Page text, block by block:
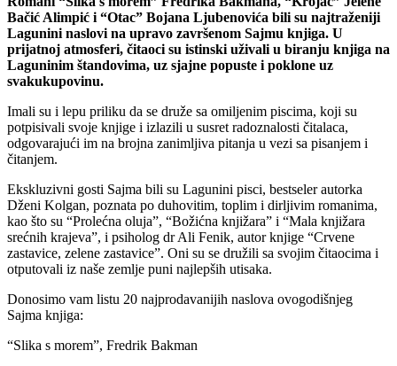
Bačić Alimpić i “Otac” Bojana Ljubenovića bili su najtraženiji
Lagunini naslovi na upravo završenom Sajmu knjiga. U
prijatnoj atmosferi, čitaoci su istinski uživali u biranju knjiga na
Laguninim štandovima, uz sjajne popuste i poklone uz
svakukupovinu.
Imali su i lepu priliku da se druže sa omiljenim piscima, koji su
potpisivali svoje knjige i izlazili u susret radoznalosti čitalaca,
odgovarajući im na brojna zanimljiva pitanja u vezi sa pisanjem i
čitanjem.
Ekskluzivni gosti Sajma bili su Lagunini pisci, bestseler autorka
Dženi Kolgan, poznata po duhovitim, toplim i dirljivim romanima,
kao što su “Prolećna oluja”, “Božićna knjižara” i “Mala knjižara
srećnih krajeva”, i psiholog dr Ali Fenik, autor knjige “Crvene
zastavice, zelene zastavice”. Oni su se družili sa svojim čitaocima i
otputovali iz naše zemlje puni najlepših utisaka.
Donosimo vam listu 20 najprodavanijih naslova ovogodišnjeg
Sajma knjiga:
“Slika s morem”, Fredrik Bakman